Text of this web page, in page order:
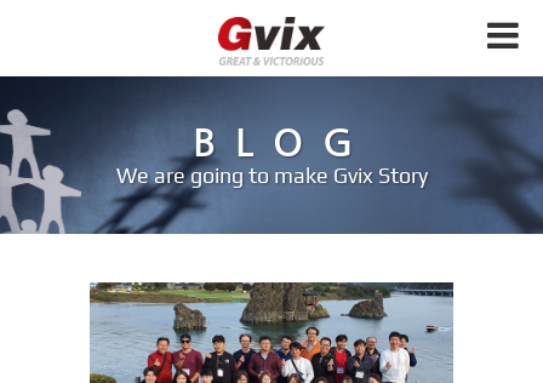
BLOG
We are going to make Gvix Story